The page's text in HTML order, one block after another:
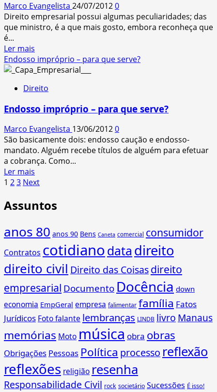
que?
Para
que?
Marco Evangelista 24/07/20120
Direito empresarial possui algumas peculiaridades; das
que ministro, é a que mais gosto, embora reconheça que
é...
Ler mais
more
about
Empresarial
visão
Endosso impróprio – para que serve?
Direito
Endosso impróprio – para que serve?
Marco Evangelista 13/06/20120
São basicamente dois: endosso caução e endosso-
mandato. Alguém recebe títulos de alguém para efetuar
a cobrança. Como...
Ler mais
more
Endosso
para
que
serve?
Paginação
de
1 23 Next
Assuntos
anos 80 anos 90 Bens Caneta comercial consumidor
Contratos cotidianodata direito
direito civil Direito das Coisasdireito
empresarial Documento Docência down
economia EmpGeral empresa falimentar família Fatos
Jurídicos Foto falante lembranças LINDB livro Manaus
memórias Moto música obra obras
Obrigações Pessoas Política processo reflexão
reflexões religião resenha
Responsabilidade Civil rock societário Sucessões É isso!